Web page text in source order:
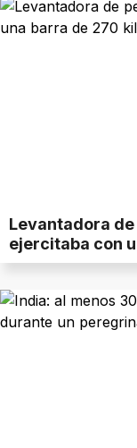
Levantadora
ejercitaba con